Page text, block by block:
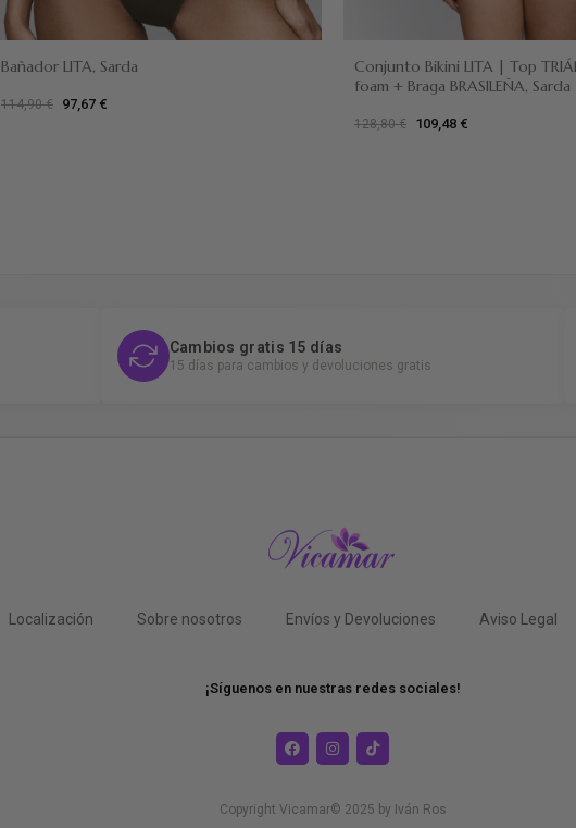
Verde oliva
Bañador LITA, Sarda
114,90 € 97,67 €
Verde oliva
Conjunto Bikini LITA | Top
foam + Braga BRASILEÑA, Sarda
128,80 € 109,48 €
Cambios gratis 15 días
15 días para cambios y devoluciones gratis
Localización Sobre nosotros Envíos y Devoluciones Aviso Legal
¡Síguenos en nuestras redes sociales!
Copyright Vicamar© 2025 by Iván Ros